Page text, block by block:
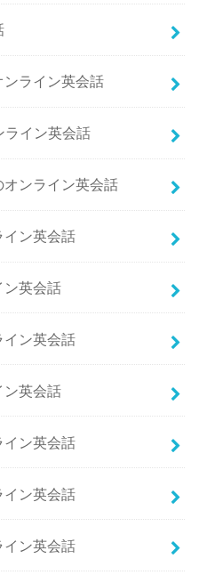
ライン英会話
ライン英会話
ンライン英会話
イン英会話
ン英会話
イン英会話
ン英会話
イン英会話
イン英会話
イン英会話